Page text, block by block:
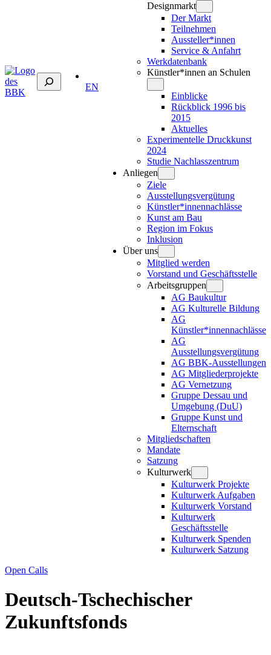
Suchen
EN
Designmarkt
Der Markt
Teilnehmen
Aussteller*innen
Service & Anfahrt
Werkdatenbank
Künstler*innen an Schulen
Einblicke
Rückblick 1996 bis
2015
Aktuelles
Experimentelle Druckkunst
2024
Studie Nachlasszentrum
Anliegen
Ziele
Ausstellungsvergütung
Künstler*innennachlässe
Kunst am Bau
Region im Fokus
Inklusion
Über uns
Mitglied werden
Vorstand und Geschäftsstelle
Arbeitsgruppen
AG Baukultur
AG Kulturelle Bildung
AG
Künstler*innennachlässe
AG
Ausstellungsvergütung
AG BBK-Ausstellungen
AG Mitgliederprojekte
AG Vernetzung
Gruppe Dessau und
Umgebung (DuU)
Gruppe Kunst und
Elternschaft
Mitgliedschaften
Mandate
Satzung
Kulturwerk
Kulturwerk Projekte
Kulturwerk Aufgaben
Kulturwerk Vorstand
Kulturwerk
Geschäftsstelle
Kulturwerk Spenden
Kulturwerk Satzung
Open Calls
Deutsch-Tschechischer
Zukunftsfonds